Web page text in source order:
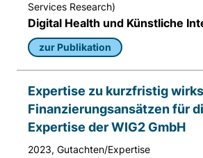
Services Research)
Digital Health und Künstliche
zur Publikation
Expertise zu kurzfristig
Finanzierungsansätzen für
Expertise der WIG2 GmbH
2023, Gutachten/Expertise
Zweck:
Sprache des Benutzers